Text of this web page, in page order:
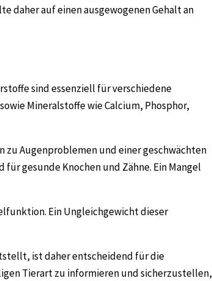
daher auf einen ausgewogenen Gehalt an
sind essenziell für verschiedene
Mineralstoffe wie Calcium, Phosphor,
zu Augenproblemen und einer geschwächten
gesunde Knochen und Zähne. Ein Mangel
Ein Ungleichgewicht dieser
ist daher entscheidend für die
Tierart zu informieren und sicherzustellen,